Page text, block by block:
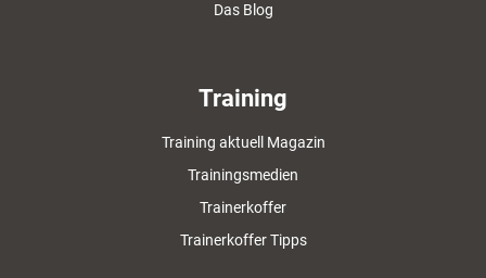
Das Blog
Training
Training aktuell Magazin
Trainingsmedien
Trainerkoffer
Trainerkoffer Tipps